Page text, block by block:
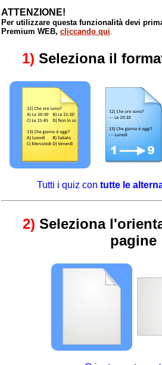
ATTENZIONE!
Per utilizzare questa funzionalità devi
Premium WEB, cliccando qui
1) Seleziona il
Tutti i quiz con tutte le
2) Seleziona
pagine